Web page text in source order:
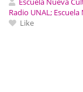
Radio UNAL;
Like